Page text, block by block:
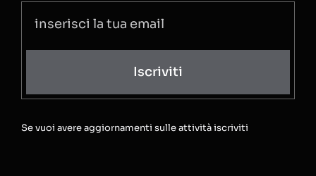
Iscriviti
Se vuoi avere aggiornamenti sulle attività iscriviti